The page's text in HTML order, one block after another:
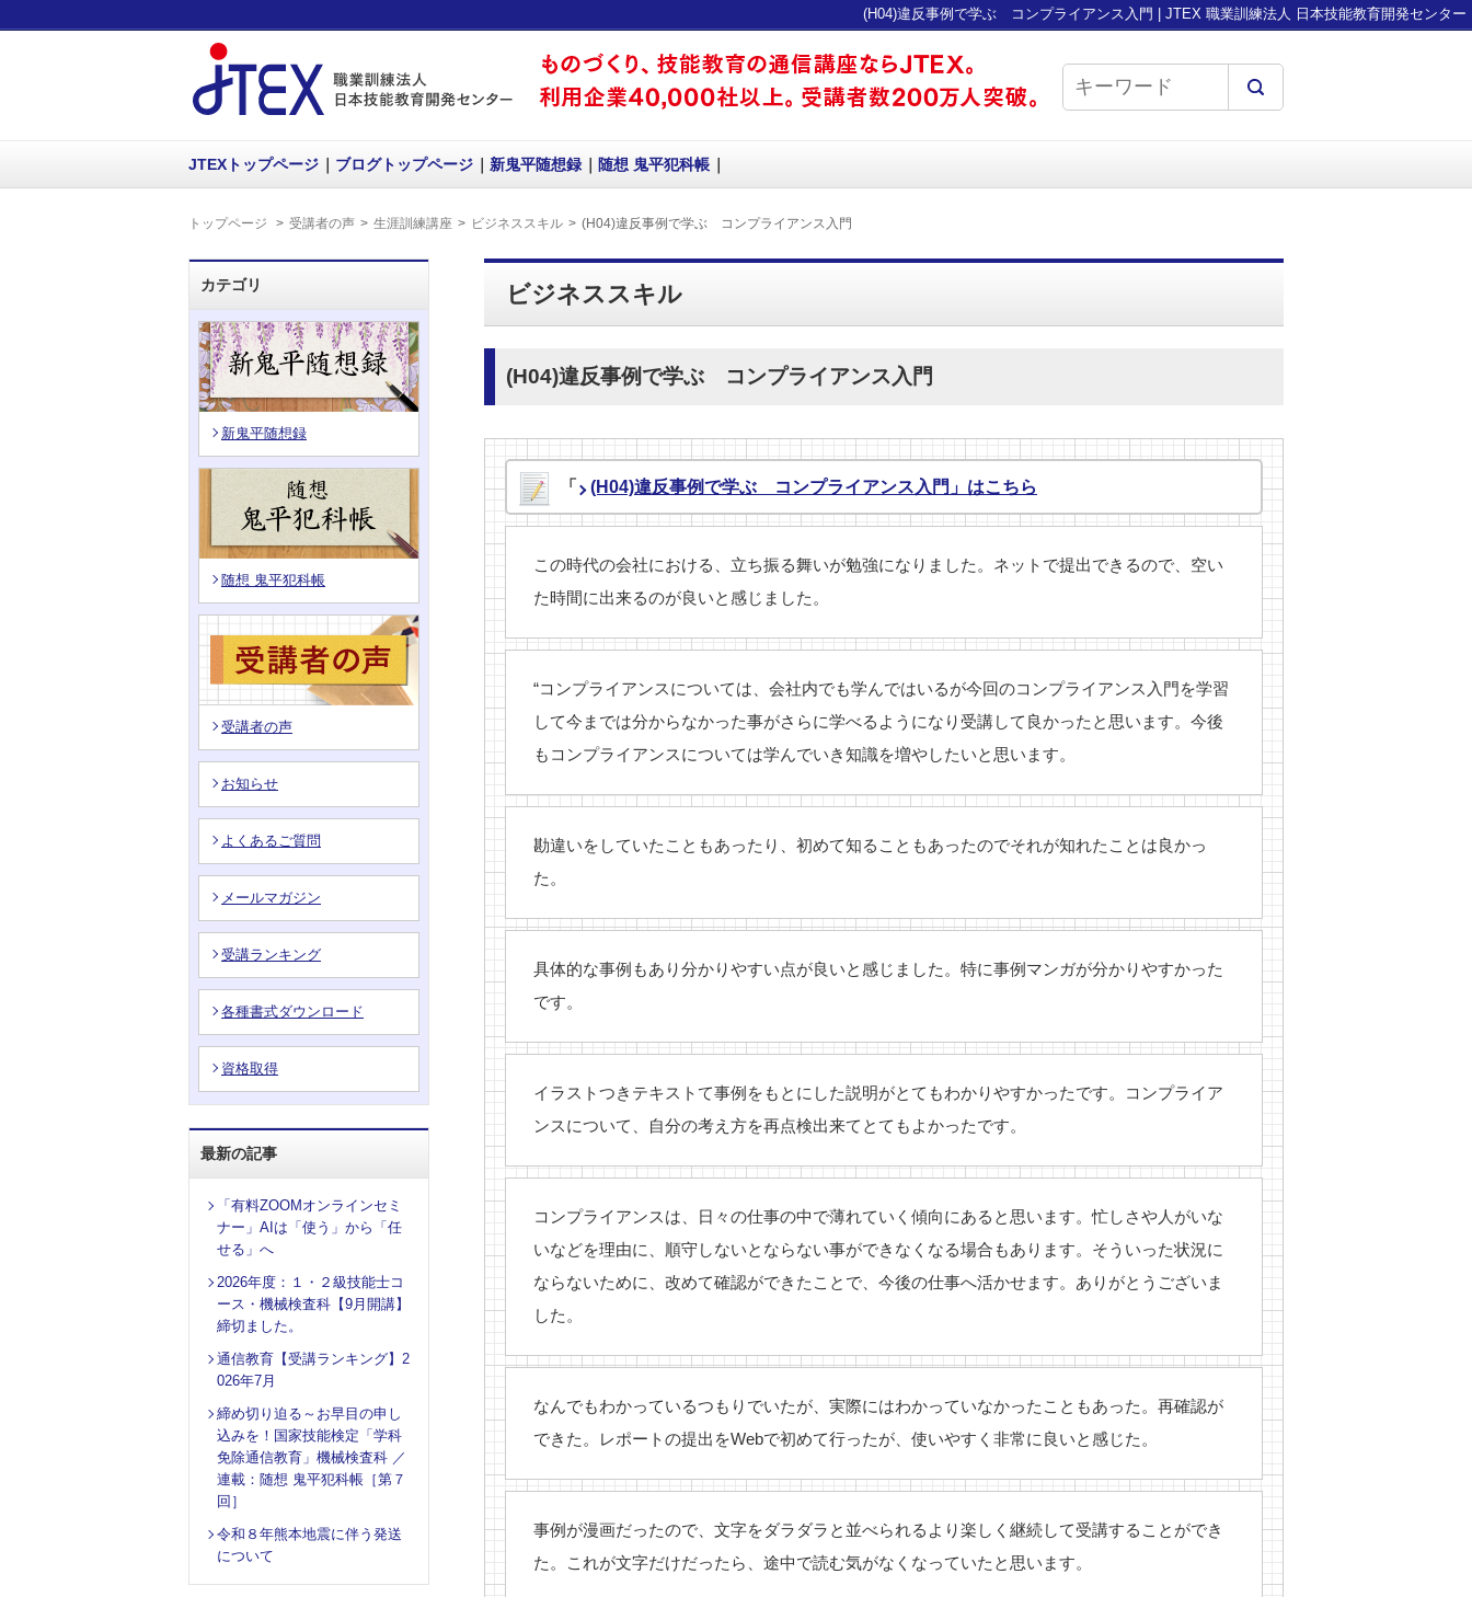
(H04)違反事例で学ぶ コンプライアンス入門 | JTEX 職業訓練法人 日本技能教育開発センター
JTEXトップページ ブログトップページ 新鬼平随想録 随想 鬼平犯科帳
トップページ 受講者の声 生涯訓練講座 ビジネススキル (H04)違反事例で学ぶ コンプライアンス入門
ビジネススキル
(H04)違反事例で学ぶ コンプライアンス入門
「 (H04)違反事例で学ぶ コンプライアンス入門」はこちら
この時代の会社における、立ち振る舞いが勉強になりました。ネットで提出できるので、空い
た時間に出来るのが良いと感じました。
“コンプライアンスについては、会社内でも学んではいるが今回のコンプライアンス入門を学習
して今までは分からなかった事がさらに学べるようになり受講して良かったと思います。今後
もコンプライアンスについては学んでいき知識を増やしたいと思います。
勘違いをしていたこともあったり、初めて知ることもあったのでそれが知れたことは良かっ
た。
具体的な事例もあり分かりやすい点が良いと感じました。特に事例マンガが分かりやすかった
です。
イラストつきテキストて事例をもとにした説明がとてもわかりやすかったです。コンプライア
ンスについて、自分の考え方を再点検出来てとてもよかったです。
コンプライアンスは、日々の仕事の中で薄れていく傾向にあると思います。忙しさや人がいな
いなどを理由に、順守しないとならない事ができなくなる場合もあります。そういった状況に
ならないために、改めて確認ができたことで、今後の仕事へ活かせます。ありがとうございま
した。
なんでもわかっているつもりでいたが、実際にはわかっていなかったこともあった。再確認が
できた。レポートの提出をWebで初めて行ったが、使いやすく非常に良いと感じた。
事例が漫画だったので、文字をダラダラと並べられるより楽しく継続して受講することができ
た。これが文字だけだったら、途中で読む気がなくなっていたと思います。
カテゴリ
新鬼平随想録
随想 鬼平犯科帳
受講者の声
お知らせ
よくあるご質問
メールマガジン
受講ランキング
各種書式ダウンロード
資格取得
最新の記事
「有料ZOOMオンラインセミ
ナー」AIは「使う」から「任
せる」へ
2026年度：１・２級技能士コ
ース・機械検査科【9月開講】
締切ました。
通信教育【受講ランキング】2
026年7月
締め切り迫る～お早目の申し
込みを！国家技能検定「学科
免除通信教育」機械検査科 ／
連載：随想 鬼平犯科帳［第７
回］
令和８年熊本地震に伴う発送
について